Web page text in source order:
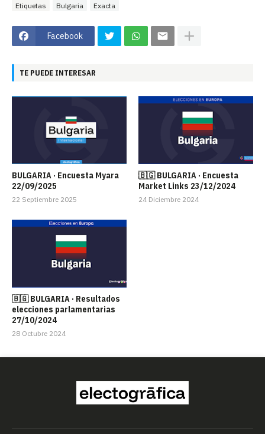
Etiquetas Bulgaria Exacta
Facebook
TE PUEDE INTERESAR
BULGARIA · Encuesta Myara
22/09/2025
22 Septiembre 2025
🇧🇬 BULGARIA · Encuesta
Market Links 23/12/2024
24 Diciembre 2024
🇧🇬 BULGARIA · Resultados
elecciones parlamentarias
27/10/2024
28 Octubre 2024